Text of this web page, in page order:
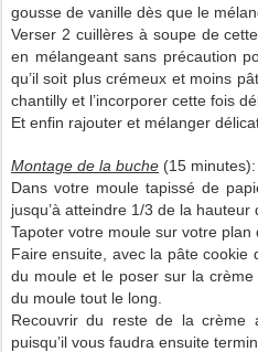
gousse de vanille dès que le
Verser 2 cuillères à soupe de
en mélangeant sans précaution
qu’il soit plus crémeux et moins
chantilly et l’incorporer cette fois
Et enfin rajouter et mélanger
Montage de la buche (15 minutes):
Dans votre moule tapissé de
jusqu’à atteindre 1/3 de la hauteur
Tapoter votre moule sur votre plan
Faire ensuite, avec la pâte cookie
du moule et le poser sur la
du moule tout le long.
Recouvrir du reste de la
puisqu’il vous faudra ensuite